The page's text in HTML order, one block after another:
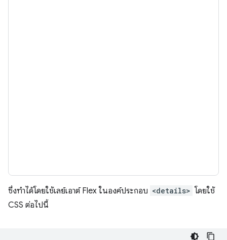
ซึ่งทำได้โดยใช้เลย์เอาต์ Flex ในองค์ประกอบ <details> โดยใช้
CSS ต่อไปนี้